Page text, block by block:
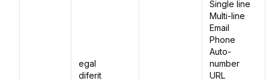
egal
diferit
Single line
Multi-line
Email
Phone
Auto-
number
URL